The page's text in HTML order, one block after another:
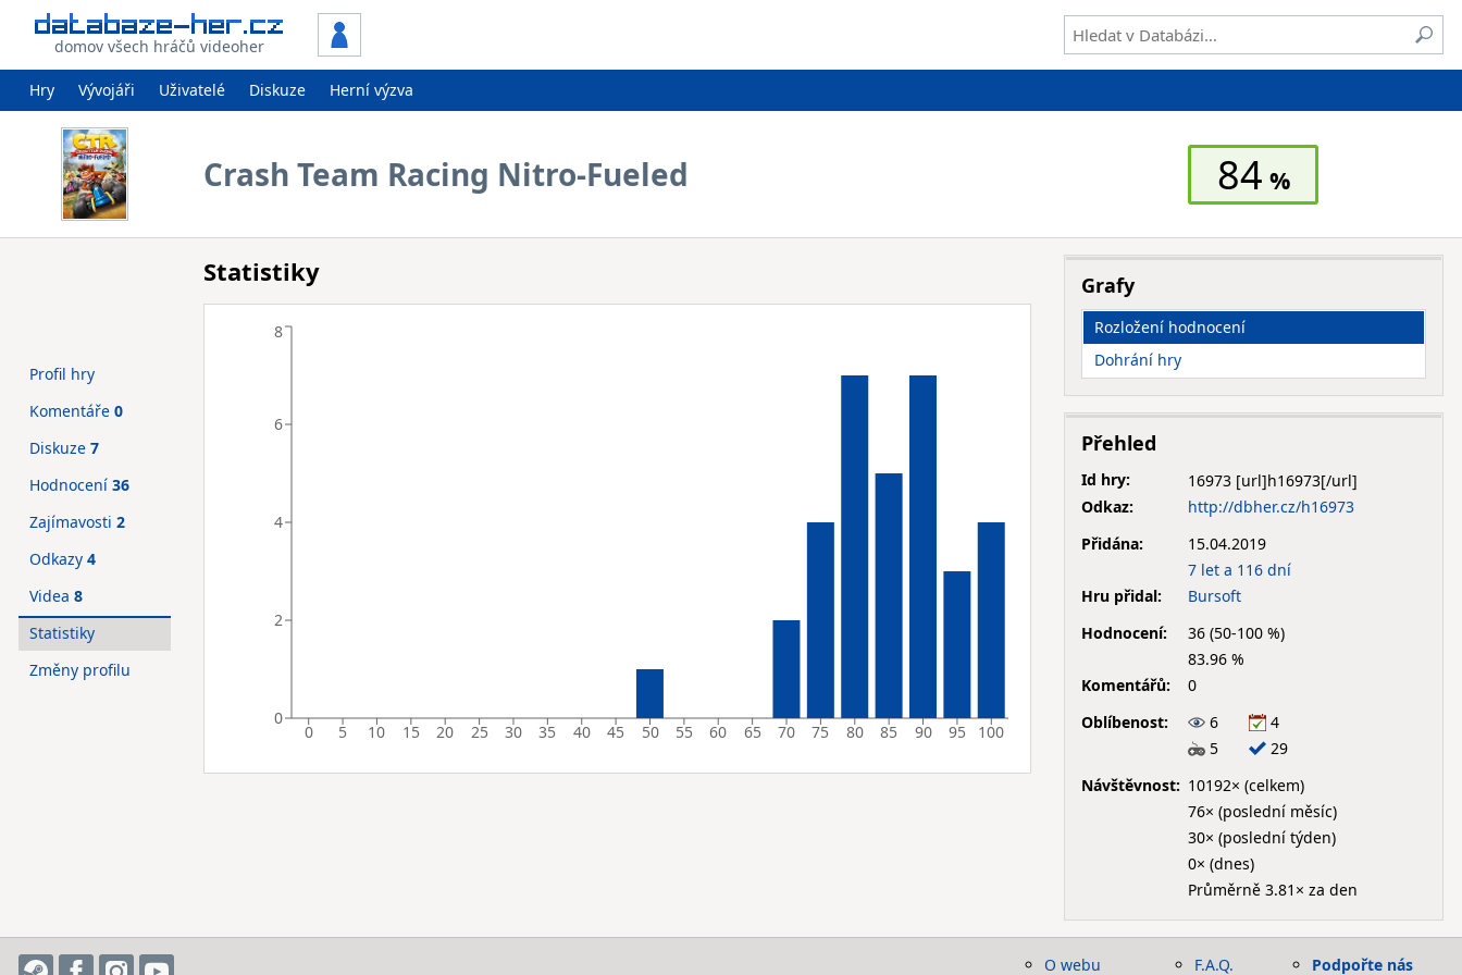
domov všech hráčů videoher
Hry Vývojáři Uživatelé Diskuze Herní výzva
Crash Team Racing Nitro-Fueled 84
Statistiky
0 5 10 15 20 25 30 35 40 45 50 55 60 65 70 75 80 85 90 95 100
0
2
4
6
8
Profil hry
Komentáře 0
Diskuze 7
Hodnocení 36
Zajímavosti 2
Odkazy 4
Videa 8
Statistiky
Změny profilu
Grafy
Rozložení hodnocení
Dohrání hry
Přehled
Id hry:
16973
Odkaz:
http://dbher.cz/h16973
Přidána:
15.04.2019
7 let a 116 dní
Hru přidal:
Bursoft
Hodnocení:
36 (50-100 %)
83.96 %
Komentářů:
0
Oblíbenost:
6
4
5
29
Návštěvnost: 10192× (celkem)
76× (poslední měsíc)
30× (poslední týden)
0× (dnes)
Průměrně 3.81× za den
O webu F.A.Q. Podpořte nás